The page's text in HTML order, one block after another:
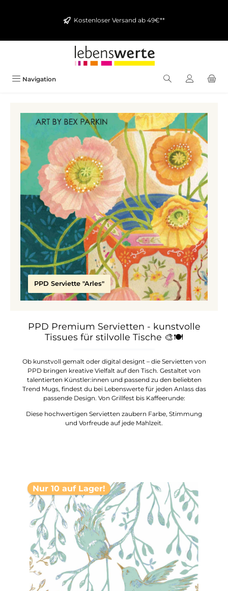
Kostenloser Versand ab 49€**
Navigation
PPD Serviette "Arles"
PPD Premium Servietten - kunstvolle
Tissues für stilvolle Tische 🎨🍽️
Ob kunstvoll gemalt oder digital designt – die Servietten von
PPD bringen kreative Vielfalt auf den Tisch. Gestaltet von
talentierten Künstler:innen und passend zu den beliebten
Trend Mugs, findest du bei Lebenswerte für jeden Anlass das
passende Design. Von Grillfest bis Kaffeerunde:
Diese hochwertigen Servietten zaubern Farbe, Stimmung
und Vorfreude auf jede Mahlzeit.
Nur 10 auf Lager!